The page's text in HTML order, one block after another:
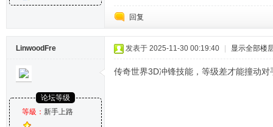
回复
LinwoodFre
论坛等级
等級： 新手上路
发表于 2025-11-30 00:19:40 显示全部楼
传奇世界3D冲锋技能，等级差才能撞动对